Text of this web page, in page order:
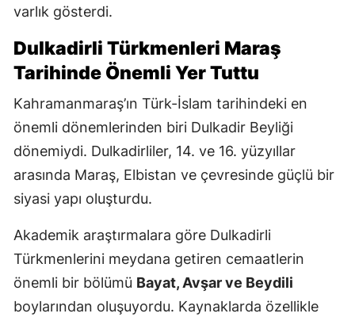
varlık gösterdi.
Dulkadirli Türkmenleri Maraş
Tarihinde Önemli Yer Tuttu
Kahramanmaraş’ın Türk-İslam tarihindeki en
önemli dönemlerinden biri Dulkadir Beyliği
dönemiydi. Dulkadirliler, 14. ve 16. yüzyıllar
arasında Maraş, Elbistan ve çevresinde güçlü bir
siyasi yapı oluşturdu.
Akademik araştırmalara göre Dulkadirli
Türkmenlerini meydana getiren cemaatlerin
önemli bir bölümü Bayat, Avşar ve Beydili
boylarından oluşuyordu. Kaynaklarda özellikle